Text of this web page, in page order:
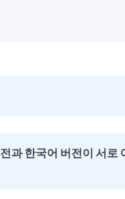
과 한국어 버전이 서로